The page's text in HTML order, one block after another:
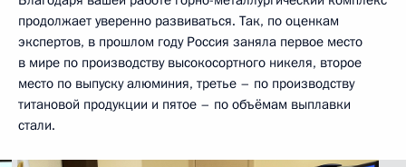
продолжает уверенно развиваться. Так, по оценкам
экспертов, в прошлом году Россия заняла первое место
в мире по производству высокосортного никеля, второе
место по выпуску алюминия, третье – по производству
титановой продукции и пятое – по объёмам выплавки
стали.